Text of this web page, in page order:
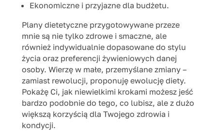
Ekonomiczne i przyjazne dla budżetu.
Plany dietetyczne przygotowywane przeze
mnie są nie tylko zdrowe i smaczne, ale
również indywidualnie dopasowane do stylu
życia oraz preferencji żywieniowych danej
osoby. Wierzę w małe, przemyślane zmiany –
zamiast rewolucji, proponuję ewolucję diety.
Pokażę Ci, jak niewielkimi krokami możesz jeść
bardzo podobnie do tego, co lubisz, ale z dużo
większą korzyścią dla Twojego zdrowia i
kondycji.